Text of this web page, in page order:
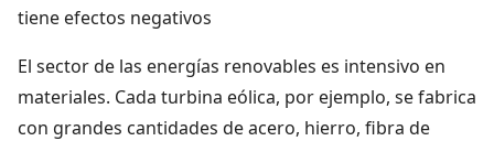
tiene efectos negativos
El sector de las energías renovables es intensivo en
materiales. Cada turbina eólica, por ejemplo, se fabrica
con grandes cantidades de acero, hierro, fibra de